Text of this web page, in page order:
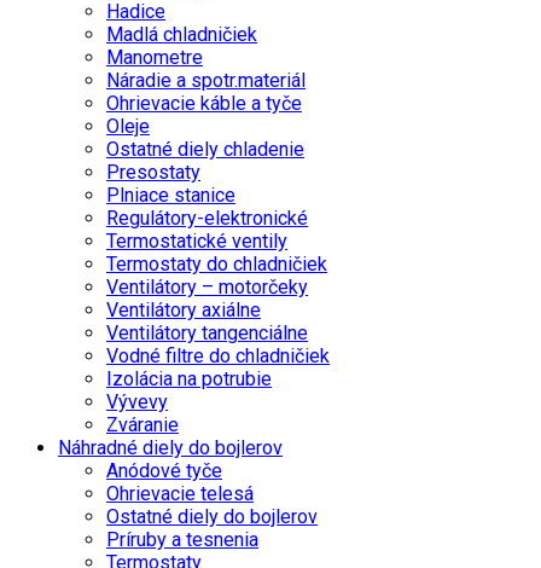
Hadice
Madlá chladničiek
Manometre
Náradie a spotr.materiál
Ohrievacie káble a tyče
Oleje
Ostatné diely chladenie
Presostaty
Plniace stanice
Regulátory-elektronické
Termostatické ventily
Termostaty do chladničiek
Ventilátory – motorčeky
Ventilátory axiálne
Ventilátory tangenciálne
Vodné filtre do chladničiek
Izolácia na potrubie
Vývevy
Zváranie
Náhradné diely do bojlerov
Anódové tyče
Ohrievacie telesá
Ostatné diely do bojlerov
Príruby a tesnenia
Termostaty